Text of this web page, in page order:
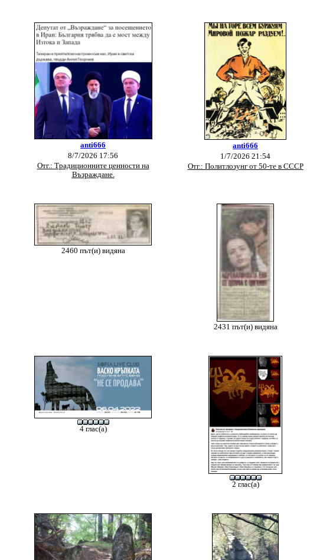
anti666
8/7/2026 17:56
Отг.: Традиционните ценности на
Възраждане.
anti666
1/7/2026 21:54
Отг.: Политлозунг от 50-те в СССР
2460 път(и) видяна
2431 път(и) видяна
4 глас(а)
2 глас(а)